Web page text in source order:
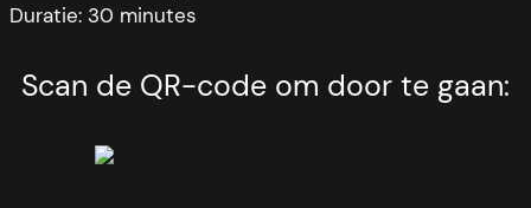
hand van dagboeken hebben de Radboud
Nijmegen zes augmented reality ervaringen
gecreëerd. Door deze AR-beleving ervaar je door de
periode. Hoe is het om als jongere te leven in de
Duratie: 30 minutes
Scan de QR-code om door te gaan: